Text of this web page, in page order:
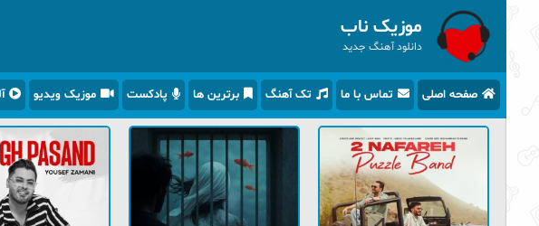
موزیک ناب
دانلود آهنگ جدید
صفحه اصلی تماس با ما تک آهنگ برترین ها پادکست موزیک ویدیو